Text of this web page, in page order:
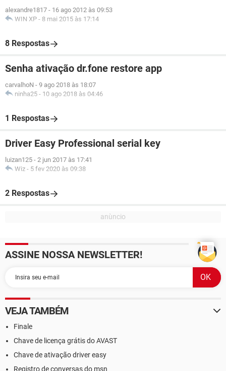
alexandre1817 - 16 ago 2012 às 09:53
WIN XP - 8 mai 2015 às 17:14
8 Respostas
Senha ativação dr.fone restore app
carvalhoN - 9 ago 2018 às 18:07
ninha25 - 10 ago 2018 às 04:46
1 Respostas
Driver Easy Professional serial key
luizan125 - 2 jun 2017 às 17:41
Wiz - 5 fev 2020 às 09:38
2 Respostas
ASSINE NOSSA NEWSLETTER!
VEJA TAMBÉM
Finale
Chave de licença grátis do AVAST
Chave de ativação driver easy
Registro de conversas do msn